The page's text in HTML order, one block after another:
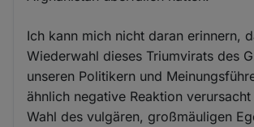
Ich kann mich nicht daran erinnern,
Wiederwahl dieses Triumvirats des
unseren Politikern und
ähnlich negative Reaktion
Wahl des vulgären, großmäuligen